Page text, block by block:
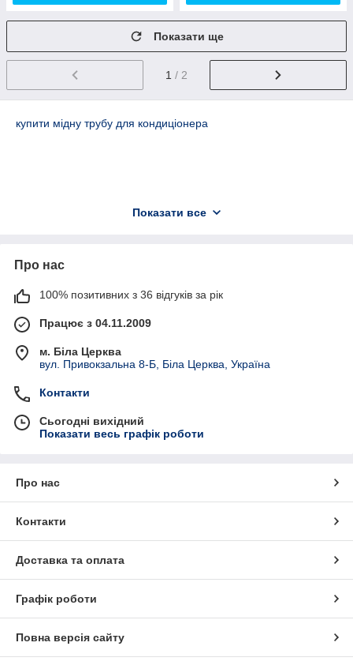
Показати ще
1 / 2
купити мідну трубу для кондиціонера
Показати все
Про нас
100% позитивних з 36 відгуків за рік
Працює з 04.11.2009
м. Біла Церква
вул. Привокзальна 8-Б, Біла Церква, Україна
Контакти
Сьогодні вихідний
Показати весь графік роботи
Про нас
Контакти
Доставка та оплата
Графік роботи
Повна версія сайту